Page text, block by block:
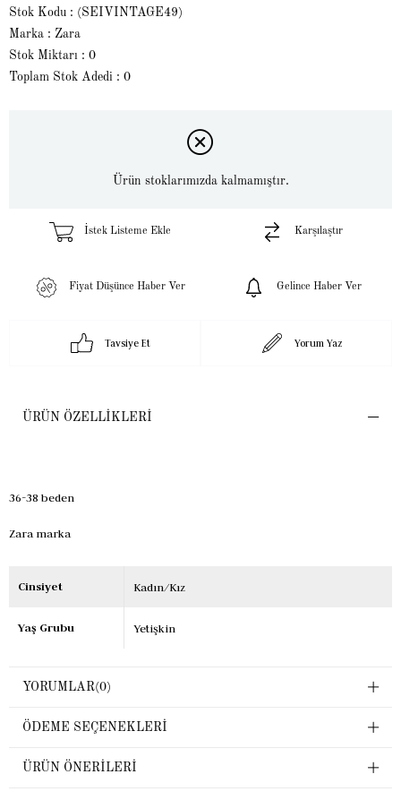
Stok Kodu
(SEIVINTAGE49)
Marka : Zara
Stok Miktarı : 0
Toplam Stok Adedi : 0
Ürün stoklarımızda kalmamıştır.
İstek Listeme Ekle Karşılaştır
Fiyat Düşünce Haber Ver Gelince Haber Ver
Tavsiye Et Yorum Yaz
ÜRÜN ÖZELLIKLERI
36-38 beden
Zara marka
Cinsiyet Kadın/Kız
Yaş Grubu Yetişkin
YORUMLAR(0)
ÖDEME SEÇENEKLERI
ÜRÜN ÖNERILERI